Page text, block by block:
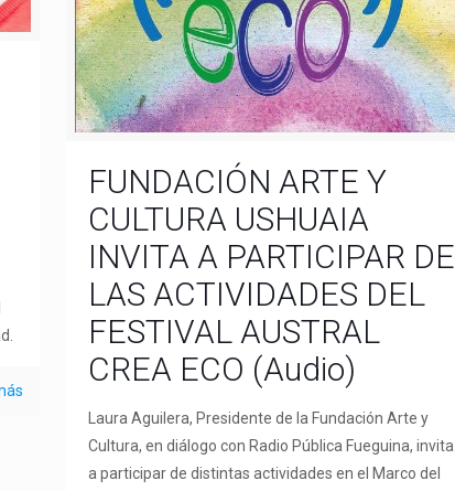
FUNDACIÓN ARTE Y
CULTURA USHUAIA
INVITA A PARTICIPAR DE
LAS ACTIVIDADES DEL
FESTIVAL AUSTRAL
CREA ECO (Audio)
Laura Aguilera, Presidente de la Fundación Arte y
Cultura, en diálogo con Radio Pública Fueguina, invita
a participar de distintas actividades en el Marco del